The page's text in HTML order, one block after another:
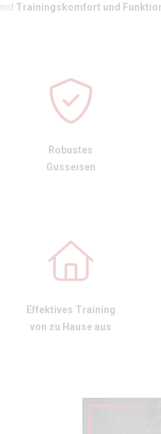
Trainingskomfort und
Robustes
Gusseisen
Effektives Training
von zu Hause aus